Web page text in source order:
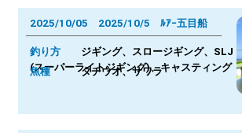
2025/10/05 2025/10/5 ﾙｱｰ五目船
釣り方 ジギング、スロージギング、SLJ
(スーパーライトジギング)、キャスティング
魚種タチウオ、サワラ